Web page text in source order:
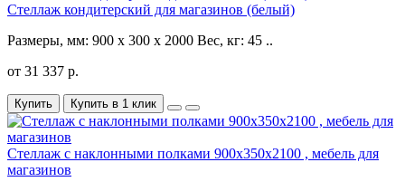
Стеллаж кондитерский для магазинов (белый)
Размеры, мм: 900 x 300 x 2000 Вес, кг: 45 ..
от 31 337 р.
Купить Купить в 1 клик
Стеллаж с наклонными полками 900х350х2100 , мебель для
магазинов